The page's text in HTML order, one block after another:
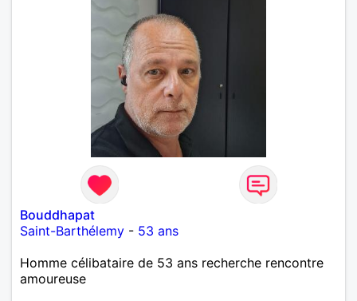
Bouddhapat
Saint-Barthélemy - 53 ans
Homme célibataire de 53 ans recherche rencontre
amoureuse